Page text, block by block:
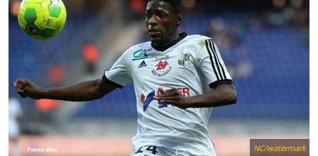
NC/watermark